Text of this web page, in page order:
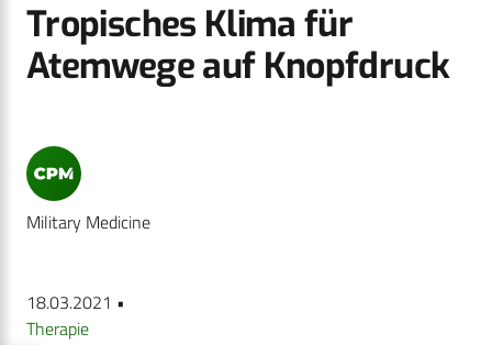
Tropisches Klima für
Atemwege auf Knopfdruck
Military Medicine
18.03.2021 •
Therapie